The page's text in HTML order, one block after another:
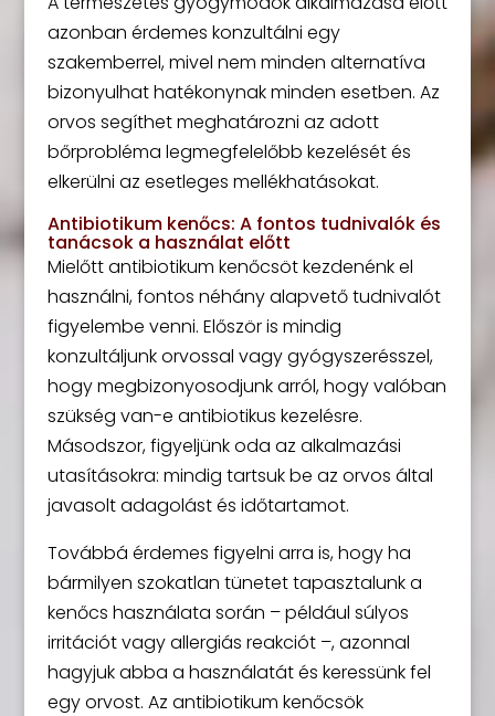
azonban érdemes konzultálni egy
szakemberrel, mivel nem minden alternatíva
bizonyulhat hatékonynak minden esetben. Az
orvos segíthet meghatározni az adott
bőrprobléma legmegfelelőbb kezelését és
elkerülni az esetleges mellékhatásokat.
Antibiotikum kenőcs: A fontos tudnivalók és
tanácsok a használat előtt
Mielőtt antibiotikum kenőcsöt kezdenénk el
használni, fontos néhány alapvető tudnivalót
figyelembe venni. Először is mindig
konzultáljunk orvossal vagy gyógyszerésszel,
hogy megbizonyosodjunk arról, hogy valóban
szükség van-e antibiotikus kezelésre.
Másodszor, figyeljünk oda az alkalmazási
utasításokra: mindig tartsuk be az orvos által
javasolt adagolást és időtartamot.
Továbbá érdemes figyelni arra is, hogy ha
bármilyen szokatlan tünetet tapasztalunk a
kenőcs használata során – például súlyos
irritációt vagy allergiás reakciót –, azonnal
hagyjuk abba a használatát és keressünk fel
egy orvost. Az antibiotikum kenőcsök